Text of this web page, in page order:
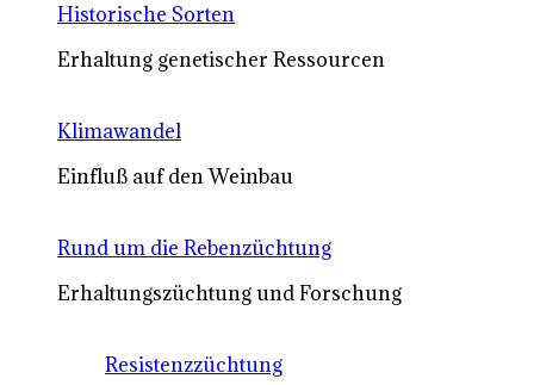
Historische Sorten
Erhaltung genetischer Ressourcen
Klimawandel
Einfluß auf den Weinbau
Rund um die Rebenzüchtung
Erhaltungszüchtung und Forschung
Resistenzzüchtung